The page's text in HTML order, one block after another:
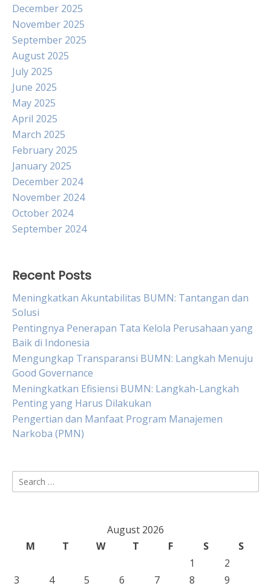
December 2025
November 2025
September 2025
August 2025
July 2025
June 2025
May 2025
April 2025
March 2025
February 2025
January 2025
December 2024
November 2024
October 2024
September 2024
Recent Posts
Meningkatkan Akuntabilitas BUMN: Tantangan dan
Solusi
Pentingnya Penerapan Tata Kelola Perusahaan yang
Baik di Indonesia
Mengungkap Transparansi BUMN: Langkah Menuju
Good Governance
Meningkatkan Efisiensi BUMN: Langkah-Langkah
Penting yang Harus Dilakukan
Pengertian dan Manfaat Program Manajemen
Narkoba (PMN)
Search
for:
August 2026
M
T W T F S
S
1
2
3
4 5 6 7 8 9